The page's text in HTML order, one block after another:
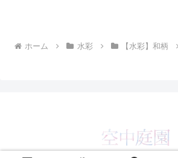
ホーム 水彩 【水彩】和柄